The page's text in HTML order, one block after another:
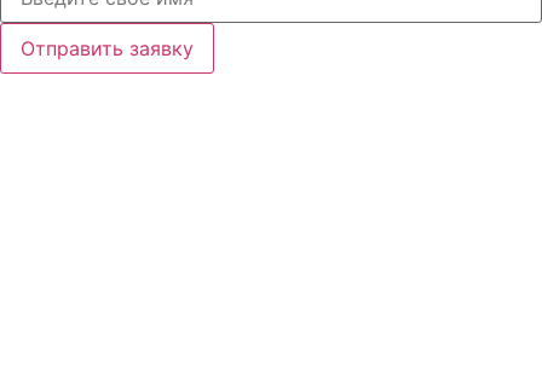
Отправить заявку